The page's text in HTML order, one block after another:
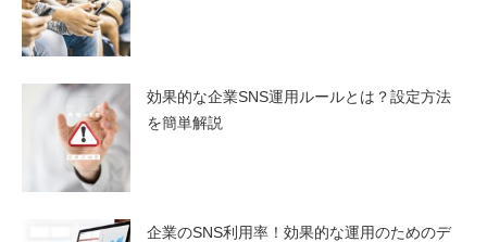
効果的な企業SNS運用ルールとは？設定方法
を簡単解説
企業のSNS利用率！効果的な運用のためのデ